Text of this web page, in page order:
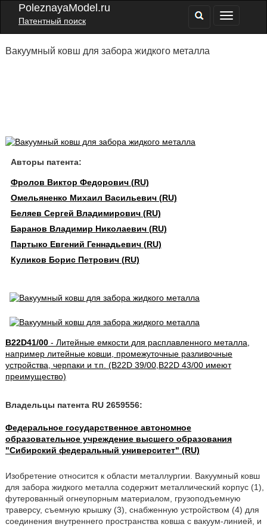
PoleznayaModel.ru
Патентный поиск
Вакуумный ковш для забора жидкого металла
Авторы патента:
Фролов Виктор Федорович (RU)
Омельяненко Михаил Васильевич (RU)
Беляев Сергей Владимирович (RU)
Баранов Владимир Николаевич (RU)
Партыко Евгений Геннадьевич (RU)
Куликов Борис Петрович (RU)
B22D41/00- Литейные емкости для расплавленного металла,
например литейные ковши, промежуточные разливочные
устройства, черпаки и т.п. (B22D 39/00,B22D 43/00 имеют
преимущество)
Владельцы патента RU 2659556:
Федеральное государственное автономное
образовательное учреждение высшего образования
"Сибирский федеральный университет" (RU)
Изобретение относится к области металлургии. Вакуумный ковш
для забора жидкого металла содержит металлический корпус (1),
футерованный огнеупорным материалом, грузоподъемную
траверсу, съемную крышку (3), снабженную устройством (4) для
соединения внутреннего пространства ковша с вакуум-линией, и